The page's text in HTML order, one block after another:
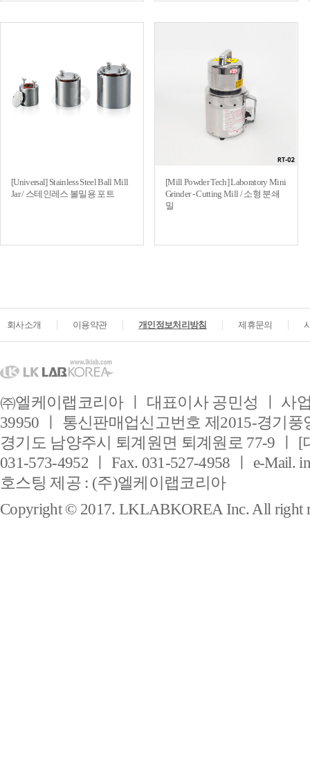
[Universal] Stainless Steel Ball Mill
Jar / 스테인레스 볼밀용 포트
[Mill Powder Tech] Laboratory Mini
Grinder - Cutting Mill / 소형 분쇄
밀
회사소개 이용약관 개인정보처리방침 제휴문의
㈜엘케이랩코리아 ㅣ 대표이사 공민성 ㅣ 사
39950 ㅣ 통신판매업신고번호 제2015-경기풍
경기도 남양주시 퇴계원면 퇴계원로 77-9 ㅣ [
031-573-4952 ㅣ Fax. 031-527-4958 ㅣ e-Mail.
호스팅 제공 : (주)엘케이랩코리아
Copyright © 2017. LKLABKOREA Inc. All right